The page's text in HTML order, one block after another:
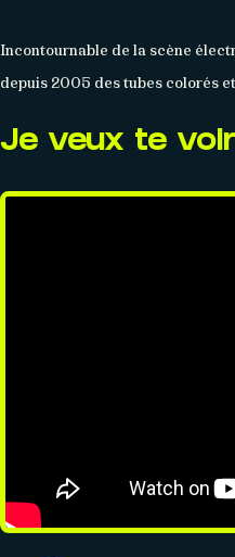
Incontournable de la scène
depuis 2005 des tubes colorés
Je veux te